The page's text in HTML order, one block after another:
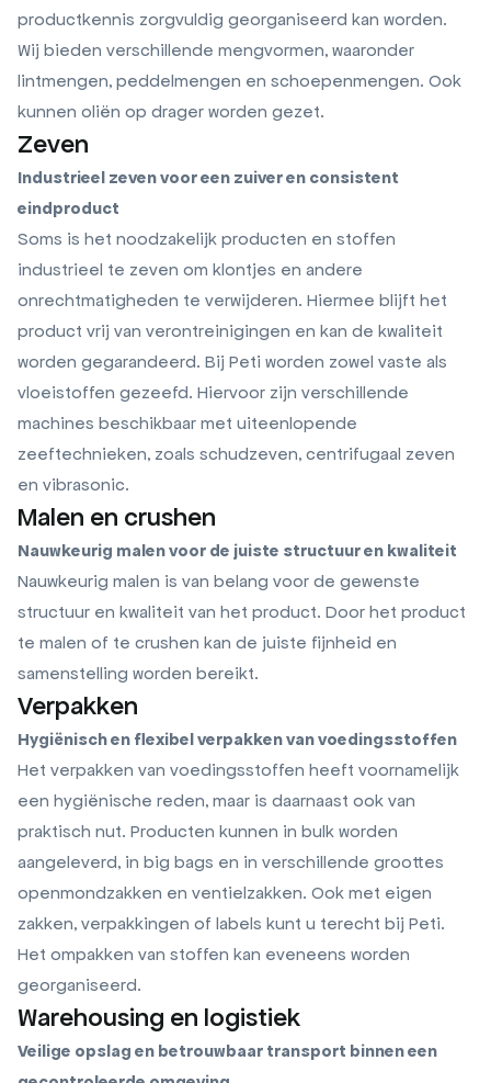
productkennis zorgvuldig georganiseerd kan worden.
Wij bieden verschillende mengvormen, waaronder
lintmengen, peddelmengen en schoepenmengen. Ook
kunnen oliën op drager worden gezet.
Zeven
Industrieel zeven voor een zuiver en consistent
eindproduct
Soms is het noodzakelijk producten en stoffen
industrieel te zeven om klontjes en andere
onrechtmatigheden te verwijderen. Hiermee blijft het
product vrij van verontreinigingen en kan de kwaliteit
worden gegarandeerd. Bij Peti worden zowel vaste als
vloeistoffen gezeefd. Hiervoor zijn verschillende
machines beschikbaar met uiteenlopende
zeeftechnieken, zoals schudzeven, centrifugaal zeven
en vibrasonic.
Malen en crushen
Nauwkeurig malen voor de juiste structuur en kwaliteit
Nauwkeurig malen is van belang voor de gewenste
structuur en kwaliteit van het product. Door het product
te malen of te crushen kan de juiste fijnheid en
samenstelling worden bereikt.
Verpakken
Hygiënisch en flexibel verpakken van voedingsstoffen
Het verpakken van voedingsstoffen heeft voornamelijk
een hygiënische reden, maar is daarnaast ook van
praktisch nut. Producten kunnen in bulk worden
aangeleverd, in big bags en in verschillende groottes
openmondzakken en ventielzakken. Ook met eigen
zakken, verpakkingen of labels kunt u terecht bij Peti.
Het ompakken van stoffen kan eveneens worden
georganiseerd.
Warehousing en logistiek
Veilige opslag en betrouwbaar transport binnen een